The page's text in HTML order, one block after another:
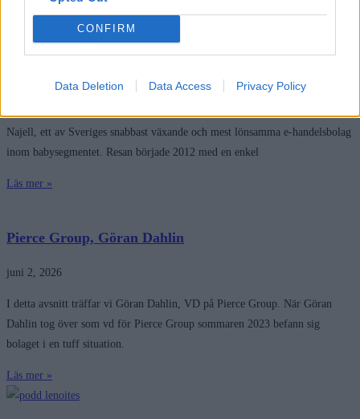
CONFIRM
Data Deletion Data Access Privacy Policy
Najell, Niklas Najafi Kristensen
juni 23, 2026
Najell, ett av Sveriges snabbast växande och mest lönsamma e-handelsbolag
inom babysegmentet. Resan började 2012 med en enkel
Läs mer »
Pierce Group, Göran Dahlin
juni 2, 2026
I detta avsnitt träffar vi Göran Dahlin, VD på Pierce Group. När Göran
Dahlin tog över som vd för Pierce Group sommaren 2023 befann sig
bolaget i en tuff situation.
Läs mer »